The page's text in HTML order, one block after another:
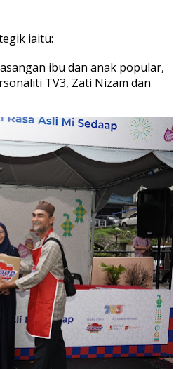
iaitu:
ibu dan anak popular,
TV3, Zati Nizam dan